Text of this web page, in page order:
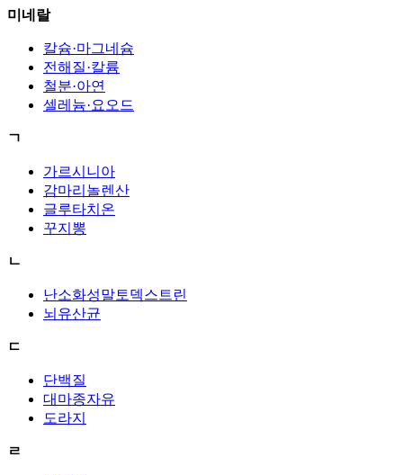
미네랄
칼슘·마그네슘
전해질·칼륨
철분·아연
셀레늄·요오드
ㄱ
가르시니아
감마리놀렌산
글루타치온
꾸지뽕
ㄴ
난소화성말토덱스트린
뇌유산균
ㄷ
단백질
대마종자유
도라지
ㄹ